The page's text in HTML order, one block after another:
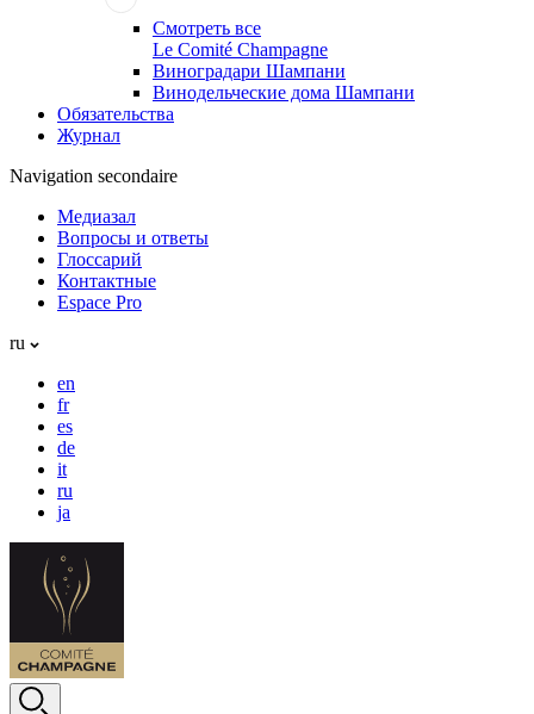
Смотреть все
Le Comité Champagne
Виноградари Шампани
Винодельческие дома Шампани
Обязательства
Журнал
Navigation secondaire
Медиазал
Вопросы и ответы
Глоссарий
Контактные
Espace Pro
ru
en
fr
es
de
it
ru
ja